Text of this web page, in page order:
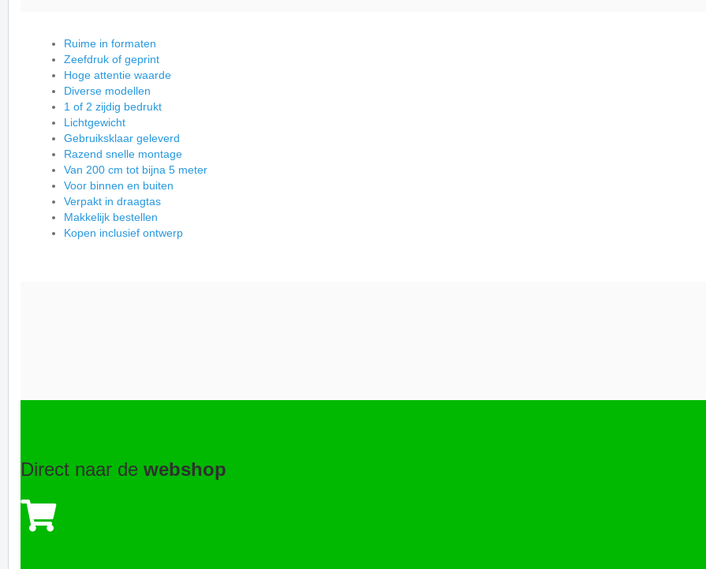
Ruime in formaten
Zeefdruk of geprint
Hoge attentie waarde
Diverse modellen
1 of 2 zijdig bedrukt
Lichtgewicht
Gebruiksklaar geleverd
Razend snelle montage
Van 200 cm tot bijna 5 meter
Voor binnen en buiten
Verpakt in draagtas
Makkelijk bestellen
Kopen inclusief ontwerp
Direct naar de webshop